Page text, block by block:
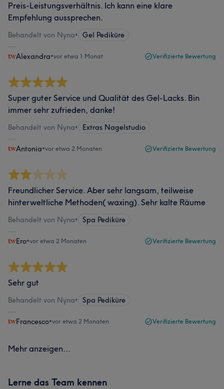
Preis-Leistungsverhältnis. Ich kann eine klare
Empfehlung aussprechen.
Behandelt von Nyna• Gel Pediküre
Alexandra•vor etwa 1 Monat Verifizierte Bewertung
Super guter Service und Qualität des Gel-Lacks. Bin
immer sehr zufrieden, danke!
Behandelt von Nyna• Extras Nagelstudio
Antonia•vor etwa 2 Monaten Verifizierte Bewertung
Freundlicher Service. Aber sehr langsam, teilweise
hinterweltliche Methoden( waxing). Sehr kalte Räume
Behandelt von Nyna• Spa Pediküre
Ero•vor etwa 2 Monaten Verifizierte Bewertung
Sehr gut
Behandelt von Nyna• Spa Pediküre
Francesco•vor etwa 2 Monaten Verifizierte Bewertung
Mehr anzeigen...
Lerne das Team kennen